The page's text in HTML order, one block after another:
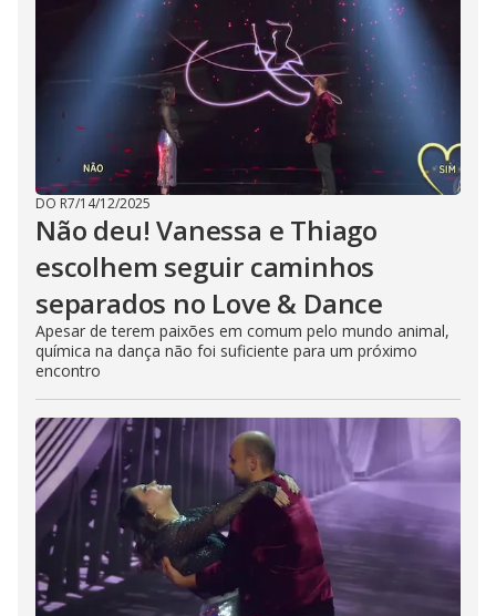
DO R7/14/12/2025
Não deu! Vanessa e Thiago
escolhem seguir caminhos
separados no Love & Dance
Apesar de terem paixões em comum pelo mundo animal,
química na dança não foi suficiente para um próximo
encontro